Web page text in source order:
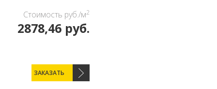
Стоимость руб./м2
2878,46 руб.
ЗАКАЗАТЬ